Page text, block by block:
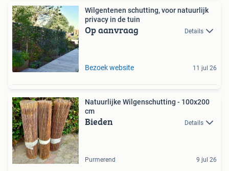
Wilgentenen schutting, voor natuurlijk
privacy in de tuin
Op aanvraag Details
Bezoek website 11 jul 26
Natuurlijke Wilgenschutting - 100x200
cm
Bieden Details
Purmerend 9 jul 26